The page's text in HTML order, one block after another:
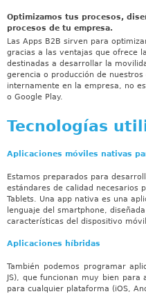
Optimizamos tus procesos,
procesos de tu empresa.
Las Apps B2B sirven para
gracias a las ventajas que ofrece
destinadas a desarrollar la
gerencia o producción de
internamente en la empresa, no
o Google Play.
Tecnologías
Aplicaciones móviles nativas
Estamos preparados para
estándares de calidad necesarios
Tablets. Una app nativa es una
lenguaje del smartphone,
características del dispositivo móvil.
Aplicaciones híbridas
También podemos programar
JS), que funcionan muy bien
para cualquier plataforma (iOS,